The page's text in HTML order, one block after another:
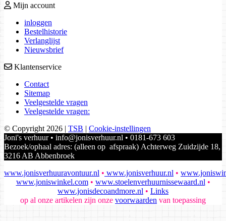
Mijn account
inloggen
Bestelhistorie
Verlanglijst
Nieuwsbrief
Klantenservice
Contact
Sitemap
Veelgestelde vragen
Veelgestelde vragen:
© Copyright 2026 | TSB | Cookie-instellingen
Joni's verhuur • info@jonisverhuur.nl • 0181-673 603
Bezoek/ophaal adres: (alleen op afspraak) Achterweg Zuidzijde 18,
3216 AB Abbenbroek
www.jonisverhuuravontuur.nl • www.jonisverhuur.nl •
www.joniswinkel.com• www.stoelenverhuurnissewaard.nl •
www.jonisdecoandmore.nl • Links
op al onze artikelen zijn onze voorwaarden van toepassing